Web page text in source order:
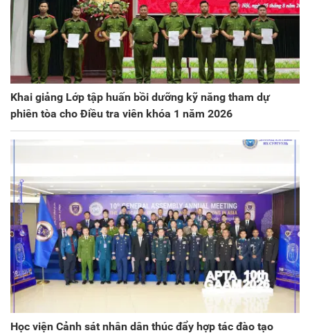
Khai giảng Lớp tập huấn bồi dưỡng kỹ năng tham dự
phiên tòa cho Điều tra viên khóa 1 năm 2026
Học viện Cảnh sát nhân dân thúc đẩy hợp tác đào tạo